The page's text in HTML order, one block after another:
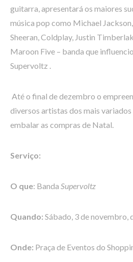
guitarra, apresentará os maiores
música pop como Michael
Sheeran, Coldplay, Justin
Maroon Five – banda que
Supervoltz .
Até o final de dezembro o
diversos artistas dos mais
embalar as compras de Natal.
Serviço:
O que: Banda Supervoltz
Quando: Sábado, 3 de novembro,
Onde: Praça de Eventos do